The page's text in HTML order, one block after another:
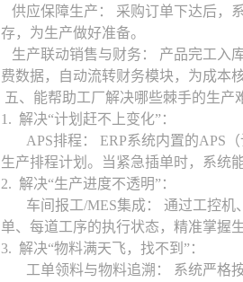
供应保障生产： 采购订单下达后，
存，为生产做好准备。
生产联动销售与财务： 产品完工入
费数据，自动流转财务模块，为成本
五、能帮助工厂解决哪些棘手的生产
1. 解决“计划赶不上变化”：
APS排程： ERP系统内置的APS（
生产排程计划。当紧急插单时，系统
2. 解决“生产进度不透明”：
车间报工/MES集成： 通过工控机
单、每道工序的执行状态，精准掌握
3. 解决“物料满天飞，找不到”：
工单领料与物料追溯： 系统严格按